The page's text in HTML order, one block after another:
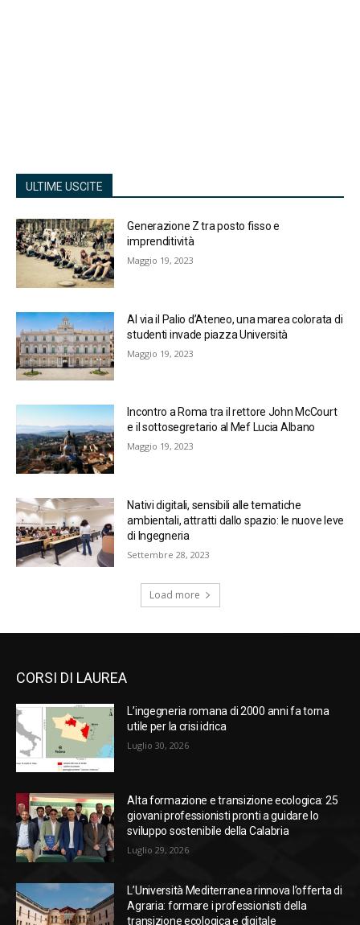
ULTIME USCITE
Generazione Z tra posto fisso e
imprenditività
Maggio 19, 2023
Al via il Palio d’Ateneo, una marea colorata di
studenti invade piazza Università
Maggio 19, 2023
Incontro a Roma tra il rettore John McCourt
e il sottosegretario al Mef Lucia Albano
Maggio 19, 2023
Nativi digitali, sensibili alle tematiche
ambientali, attratti dallo spazio: le nuove leve
di Ingegneria
Settembre 28, 2023
Load more
CORSI DI LAUREA
L’ingegneria romana di 2000 anni fa torna
utile per la crisi idrica
Luglio 30, 2026
Alta formazione e transizione ecologica: 25
giovani professionisti pronti a guidare lo
sviluppo sostenibile della Calabria
Luglio 29, 2026
L’Università Mediterranea rinnova l’offerta di
Agraria: formare i professionisti della
transizione ecologica e digitale